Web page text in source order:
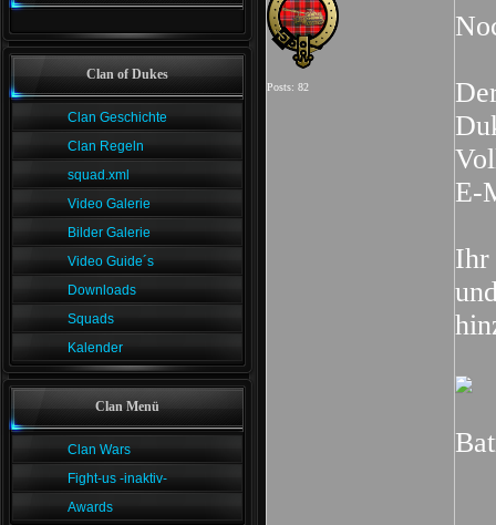
Clan of Dukes
Clan Geschichte
Clan Regeln
squad.xml
Video Galerie
Bilder Galerie
Video Guide´s
Downloads
Squads
Kalender
Clan Menü
Clan Wars
Fight-us -inaktiv-
Awards
Posts: 82
E-
Ihr